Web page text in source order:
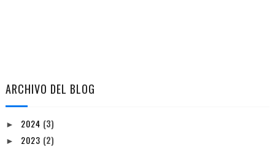
ARCHIVO DEL BLOG
► 2024 (3)
► 2023 (2)